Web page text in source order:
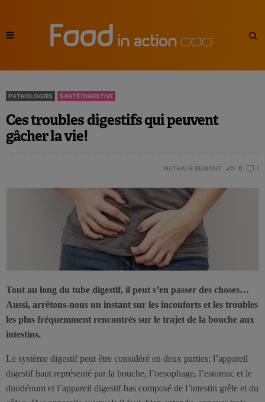
PATHOLOGIES SANTÉ DIGESTIVE
Ces troubles digestifs qui peuvent
gâcher la vie!
NATHALIE DUMONT 0 1
Tout au long du tube digestif, il peut s’en passer des choses…
Aussi, arrêtons-nous un instant sur les inconforts et les troubles
les plus fréquemment rencontrés sur le trajet de la bouche aux
intestins.
Le système digestif peut être considéré en deux parties: l’appareil
digestif haut représenté par la bouche, l’oesophage, l’estomac et le
duodénum et l’appareil digestif bas composé de l’intestin grêle et du